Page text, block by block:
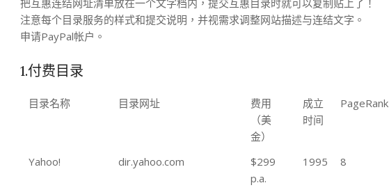
把互惠连结网址清单放在一个文字档内，提交互惠目录时就可以复制贴上了！
注意每个目录服务的样式和提交说明，并视需求调整网站描述与连结文字。
申请PayPal帐户。
1.付费目录
目录名称 目录网址
费用
（美
金）
成立
时间
PageRank
Yahoo! dir.yahoo.com
$299
p.a.
1995 8